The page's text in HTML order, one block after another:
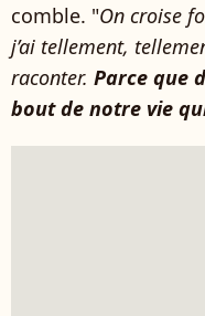
comble. "On croise
j’ai tellement,
raconter. Parce que
bout de notre vie